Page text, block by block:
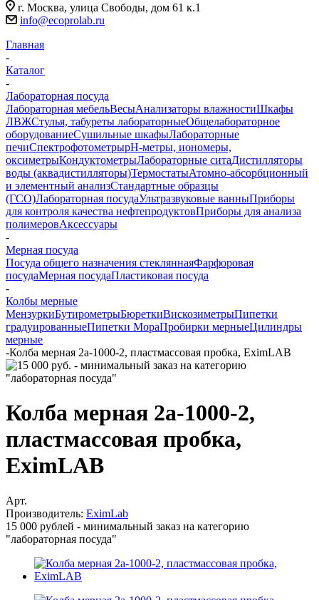
г. Москва, улица Свободы, дом 61 к.1
info@ecoprolab.ru
Главная
-
Каталог
-
Лабораторная посуда
Лабораторная мебельВесыАнализаторы влажностиШкафы
ЛВЖСтулья, табуреты лабораторныеОбщелабораторное
оборудованиеСушильные шкафыЛабораторные
печиСпектрофотометрыpH-метры, иономеры,
оксиметрыКондуктометрыЛабораторные ситаДистилляторы
воды (аквадистилляторы)ТермостатыАтомно-абсорбционный
и элементный анализСтандартные образцы
(ГСО)Лабораторная посудаУльтразвуковые ванныПриборы
для контроля качества нефтепродуктовПриборы для анализа
полимеровАксессуары
-
Мерная посуда
Посуда общего назначения стекляннаяФарфоровая
посудаМерная посудаПластиковая посуда
-
Колбы мерные
МензуркиБутирометрыБюреткиВискозиметрыПипетки
градуированныеПипетки МораПробирки мерныеЦилиндры
мерные
-Колба мерная 2а-1000-2, пластмассовая пробка, EximLAB
Колба мерная 2а-1000-2,
пластмассовая пробка,
EximLAB
Арт.
Производитель: EximLab
15 000 рублей - минимальный заказ на категорию
"лабораторная посуда"